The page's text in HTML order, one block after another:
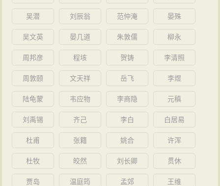
节问题，关键是碑文是否为崔立颂功，而史料考证表
明，元好问虽然参与了此事，但耻于颂功的立场，说明
第二个争论的焦点是1233年汴京城破后，元好问曾
写信给蒙古中书令耶律楚材，请他保护资助54名金朝儒
民教授在他主编的《元好问集》中对此事的评价是十分
有道理的：“这一惊世骇俗之举，是有关他一生名节的重
大公案，而实际上却是他高瞻远瞩，见识卓越的铁证，
馥，化为神奇，亦于太素（白朴字）集中见之矣。然则
继遗山者，不属太素而奚属哉！”
吴潜 刘辰翁 范仲淹 晏殊
吴文英 晏几道 朱敦儒 柳永
周邦彦 程垓 贺铸 李清照
周敦颐 文天祥 岳飞 李煜
陆龟蒙 韦应物 李商隐 元稹
刘禹锡 齐己 李白 白居易
杜甫 张籍 姚合 许浑
杜牧 皎然 刘长卿 贯休
贾岛 温庭筠 孟郊 王维